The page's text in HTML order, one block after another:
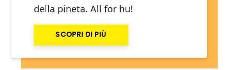
della pineta. All for hu!
SCOPRI DI PIÙ